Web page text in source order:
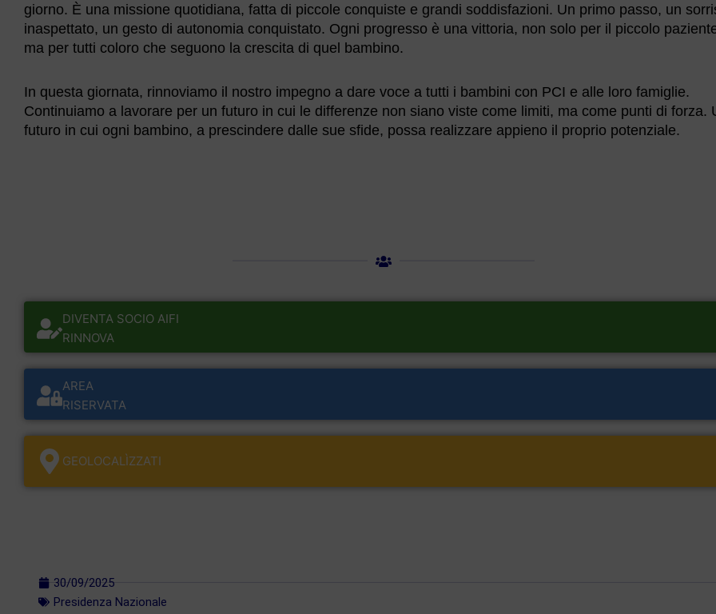
giorno. È una missione quotidiana, fatta di piccole conquiste e grandi soddisfazioni. Un primo passo, un
inaspettato, un gesto di autonomia conquistato. Ogni progresso è una vittoria, non solo per il piccolo
ma per tutti coloro che seguono la crescita di quel bambino.
In questa giornata, rinnoviamo il nostro impegno a dare voce a tutti i bambini con PCI e alle loro famiglie.
Continuiamo a lavorare per un futuro in cui le differenze non siano viste come limiti, ma come punti di forza.
futuro in cui ogni bambino, a prescindere dalle sue sfide, possa realizzare appieno il proprio potenziale.
DIVENTA SOCIO AIFI
RINNOVA
AREA
RISERVATA
GEOLOCALÌZZATI
30/09/2025
Presidenza Nazionale